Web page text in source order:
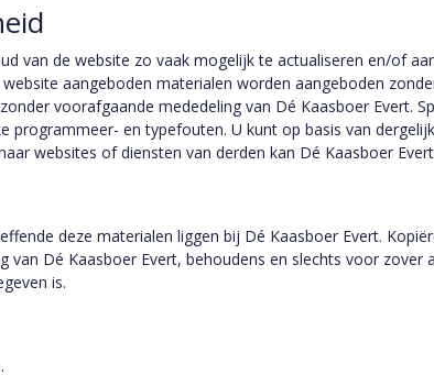
van de website zo vaak mogelijk te actualiseren en/of
aangeboden materialen worden aangeboden
voorafgaande mededeling van Dé Kaasboer Evert.
programmeer- en typefouten. U kunt op basis van
websites of diensten van derden kan Dé Kaasboer
deze materialen liggen bij Dé Kaasboer Evert.
Dé Kaasboer Evert, behoudens en slechts voor zover
is.